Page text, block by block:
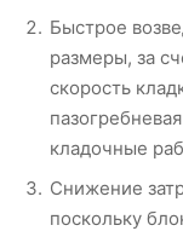
Быстрое
размеры, за
скорость
кладочные
Снижение
поскольку